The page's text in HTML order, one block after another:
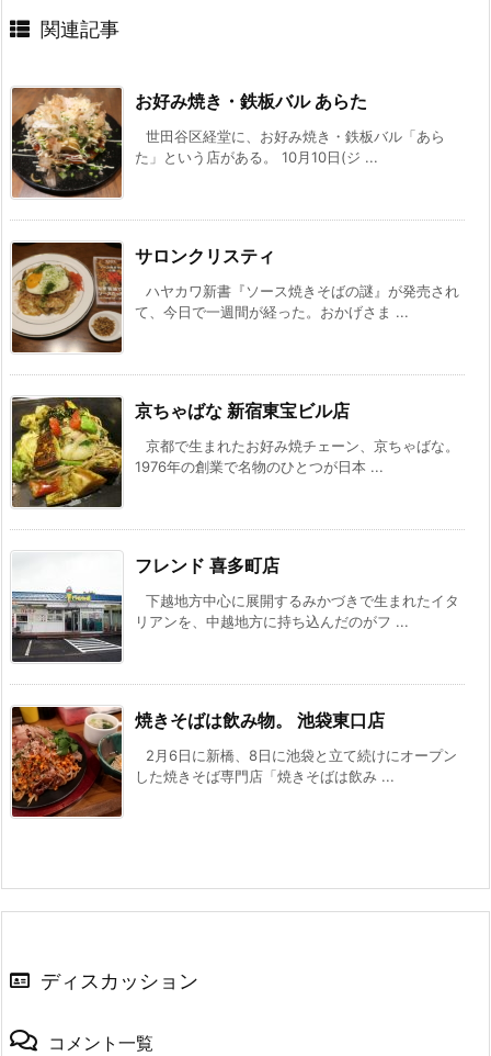
関連記事
お好み焼き・鉄板バル あらた
世田谷区経堂に、お好み焼き・鉄板バル「あら
た」という店がある。 10月10日(ジ ...
サロンクリスティ
ハヤカワ新書『ソース焼きそばの謎』が発売され
て、今日で一週間が経った。おかげさま ...
京ちゃばな 新宿東宝ビル店
京都で生まれたお好み焼チェーン、京ちゃばな。
1976年の創業で名物のひとつが日本 ...
フレンド 喜多町店
下越地方中心に展開するみかづきで生まれたイタ
リアンを、中越地方に持ち込んだのがフ ...
焼きそばは飲み物。 池袋東口店
2月6日に新橋、8日に池袋と立て続けにオープン
した焼きそば専門店「焼きそばは飲み ...
ディスカッション
コメント一覧